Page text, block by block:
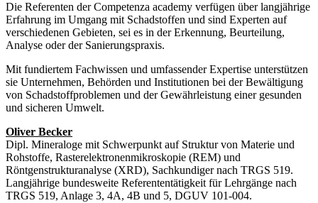
Die Referenten der Competenza academy verfügen über langjährige
Erfahrung im Umgang mit Schadstoffen und sind Experten auf
verschiedenen Gebieten, sei es in der Erkennung, Beurteilung,
Analyse oder der Sanierungspraxis.
Mit fundiertem Fachwissen und umfassender Expertise unterstützen
sie Unternehmen, Behörden und Institutionen bei der Bewältigung
von Schadstoffproblemen und der Gewährleistung einer gesunden
und sicheren Umwelt.
Oliver Becker
Dipl. Mineraloge mit Schwerpunkt auf Struktur von Materie und
Rohstoffe, Rasterelektronenmikroskopie (REM) und
Röntgenstrukturanalyse (XRD), Sachkundiger nach TRGS 519.
Langjährige bundesweite Referententätigkeit für Lehrgänge nach
TRGS 519, Anlage 3, 4A, 4B und 5, DGUV 101-004.